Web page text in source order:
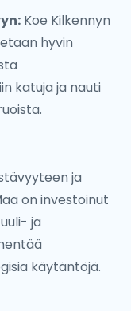
Koe Kilkennyn
hyvin
katuja ja nauti
ja
on investoinut
ja
käytäntöjä.